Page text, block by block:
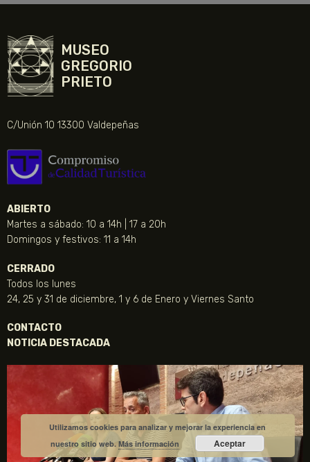
MUSEO
GREGORIO
PRIETO
C/Unión 10 13300 Valdepeñas
ABIERTO
Martes a sábado: 10 a 14h | 17 a 20h
Domingos y festivos: 11 a 14h
CERRADO
Todos los lunes
24, 25 y 31 de diciembre, 1 y 6 de Enero y Viernes Santo
CONTACTO
NOTICIA DESTACADA
Utilizamos cookies para analizar y mejorar la experiencia en
nuestro sitio web.Más información Aceptar